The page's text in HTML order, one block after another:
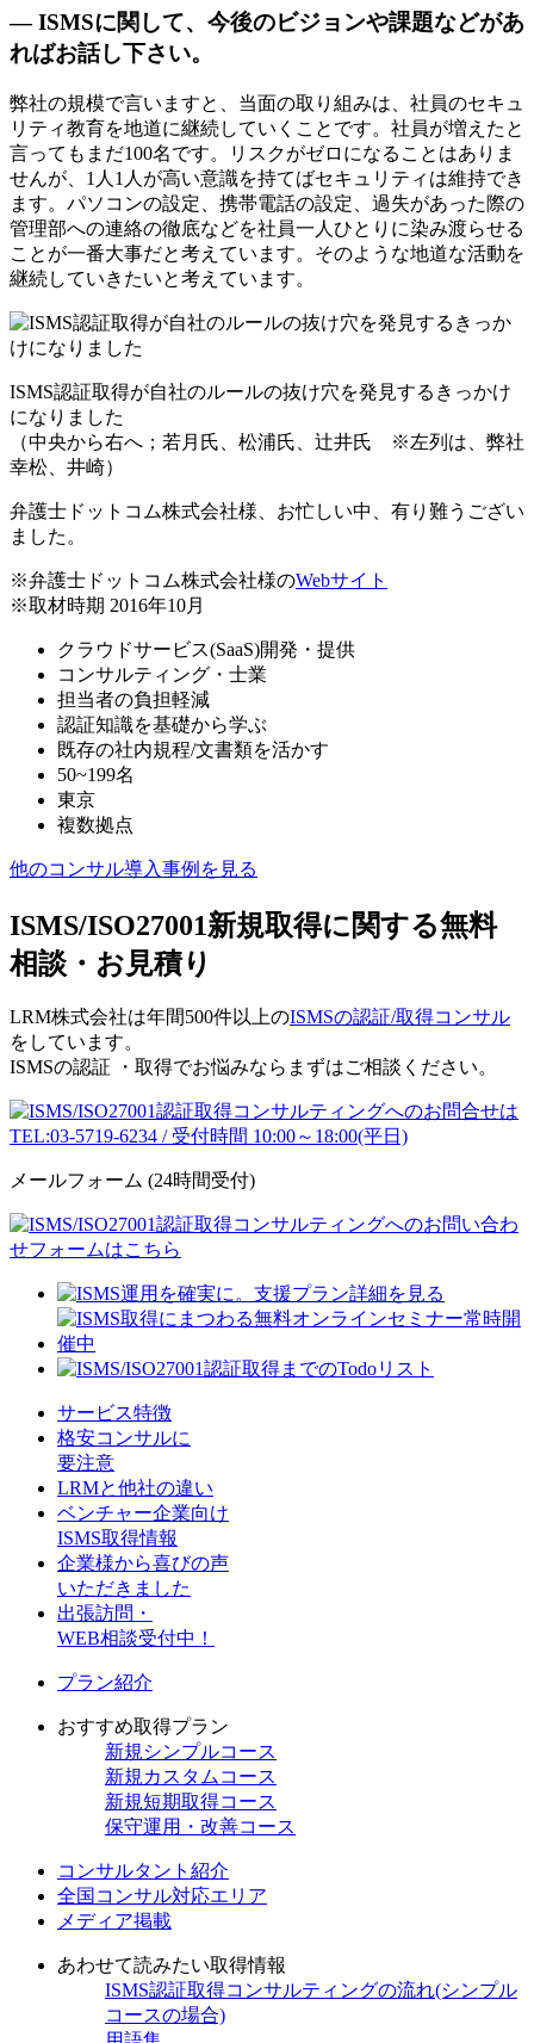
— ISMSに関して、今後のビジョンや課題などがあ
ればお話し下さい。
弊社の規模で言いますと、当面の取り組みは、社員のセキュ
リティ教育を地道に継続していくことです。社員が増えたと
言ってもまだ100名です。リスクがゼロになることはありま
せんが、1人1人が高い意識を持てばセキュリティは維持でき
ます。パソコンの設定、携帯電話の設定、過失があった際の
管理部への連絡の徹底などを社員一人ひとりに染み渡らせる
ことが一番大事だと考えています。そのような地道な活動を
継続していきたいと考えています。
ISMS認証取得が自社のルールの抜け穴を発見するきっかけ
になりました
（中央から右へ；若月氏、松浦氏、辻井氏 ※左列は、弊社
幸松、井崎）
弁護士ドットコム株式会社様、お忙しい中、有り難うござい
ました。
※弁護士ドットコム株式会社様のWebサイト
※取材時期 2016年10月
クラウドサービス(SaaS)開発・提供
コンサルティング・士業
担当者の負担軽減
認証知識を基礎から学ぶ
既存の社内規程/文書類を活かす
50~199名
東京
複数拠点
他のコンサル導入事例を見る
ISMS/ISO27001新規取得に関する無料
相談・お見積り
LRM株式会社は年間500件以上のISMSの認証/取得コンサル
をしています。
ISMSの認証 ・取得でお悩みならまずはご相談ください。
メールフォーム (24時間受付)
サービス特徴
格安コンサルに
要注意
LRMと他社の違い
ベンチャー企業向け
ISMS取得情報
企業様から喜びの声
いただきました
出張訪問・
WEB相談受付中！
プラン紹介
おすすめ取得プラン
新規シンプルコース
新規カスタムコース
新規短期取得コース
保守運用・改善コース
コンサルタント紹介
全国コンサル対応エリア
メディア掲載
あわせて読みたい取得情報
ISMS認証取得コンサルティングの流れ(シンプル
コースの場合)